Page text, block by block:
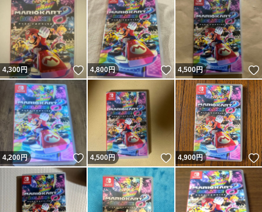
4,300円 いいね！
4,800円 いいね！
4,500円
4,200円 いいね！
4,500円 いいね！
4,900円